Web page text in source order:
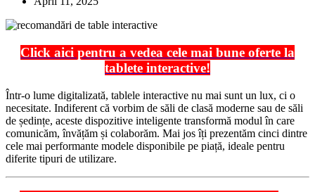
Click aici pentru a vedea cele mai bune oferte la
tablete interactive!
Într-o lume digitalizată, tablele interactive nu mai sunt un lux, ci o
necesitate. Indiferent că vorbim de săli de clasă moderne sau de săli
de ședințe, aceste dispozitive inteligente transformă modul în care
comunicăm, învățăm și colaborăm. Mai jos îți prezentăm cinci dintre
cele mai performante modele disponibile pe piață, ideale pentru
diferite tipuri de utilizare.